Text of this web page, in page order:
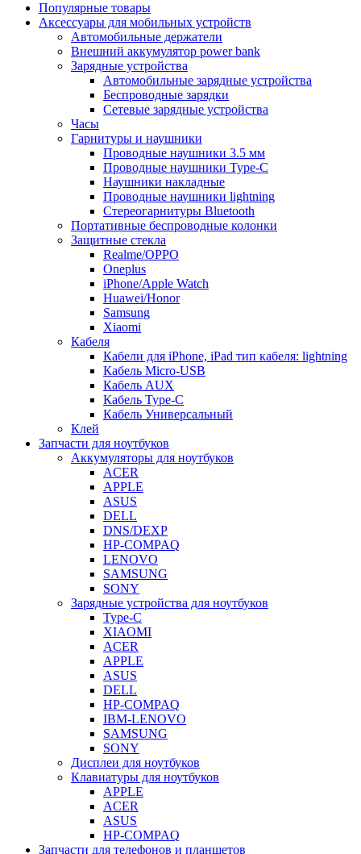
Популярные товары
Аксессуары для мобильных устройств
Автомобильные держатели
Внешний аккумулятор power bank
Зарядные устройства
Автомобильные зарядные устройства
Беспроводные зарядки
Сетевые зарядные устройства
Часы
Гарнитуры и наушники
Проводные наушники 3.5 мм
Проводные наушники Type-C
Наушники накладные
Проводные наушники lightning
Стереогарнитуры Bluetooth
Портативные беспроводные колонки
Защитные стекла
Realme/OPPO
Oneplus
iPhone/Apple Watch
Huawei/Honor
Samsung
Xiaomi
Кабеля
Кабели для iPhone, iPad тип кабеля: lightning
Кабель Micro-USB
Кабель AUX
Кабель Type-C
Кабель Универсальный
Клей
Запчасти для ноутбуков
Аккумуляторы для ноутбуков
ACER
APPLE
ASUS
DELL
DNS/DEXP
HP-COMPAQ
LENOVO
SAMSUNG
SONY
Зарядные устройства для ноутбуков
Type-C
XIAOMI
ACER
APPLE
ASUS
DELL
HP-COMPAQ
IBM-LENOVO
SAMSUNG
SONY
Дисплеи для ноутбуков
Клавиатуры для ноутбуков
APPLE
ACER
ASUS
HP-COMPAQ
Запчасти для телефонов и планшетов